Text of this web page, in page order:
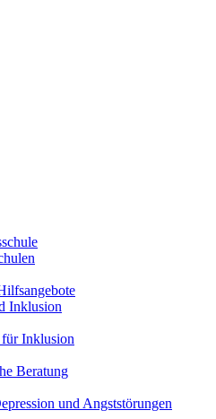
Inklusion
Inklusion
Beratung
und Angststörungen